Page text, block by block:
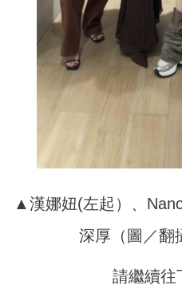
▲漢娜妞(左起）、
深厚（圖／翻
請繼續